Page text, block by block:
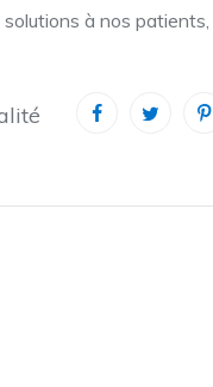
à nos